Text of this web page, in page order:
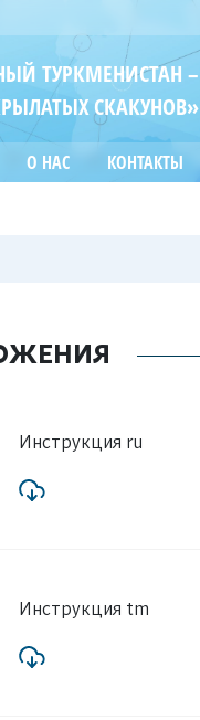
ТУРКМЕНИСТАН –
СКАКУНОВ»
О НАС КОНТАКТЫ
Инструкция ru
Инструкция tm